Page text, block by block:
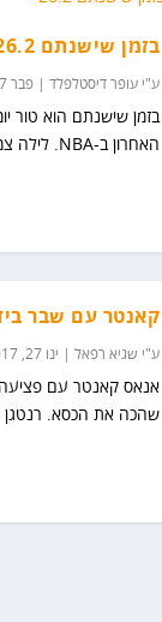
בזמן שישנתם 26.2
ע"י עופר דיסטלפלד| פבר 27, 2017
בזמן שישנתם הוא טור
האחרון ב-NBA. לילה צמוד היה לנו בליגה...
קאנטר עם שבר
ע"י שגיא רפאל| ינו 27, 2017
אנאס קאנטר עם
שהכה את הכסא. רנטגן